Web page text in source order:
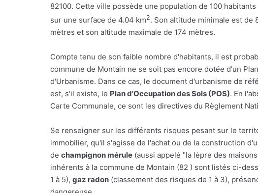
82100. Cette ville possède une population de 100
sur une surface de 4.04 km2. Son altitude minimale est de
mètres et son altitude maximale de 174 mètres.
Compte tenu de son faible nombre d'habitants, il est
commune de Montain ne se soit pas encore dotée d'un
d'Urbanisme. Dans ce cas, le document d'urbanisme de
est, s'il existe, le Plan d'Occupation des Sols (POS). En
Carte Communale, ce sont les directives du Règlement
Se renseigner sur les différents risques pesant sur le
immobilier, qu'il s'agisse de l'achat ou de la construction
de champignon mérule (aussi appelé "la lèpre des
inhérents à la commune de Montain (82 ) sont listés ci-
1 à 5), gaz radon (classement des risques de 1 à 3),